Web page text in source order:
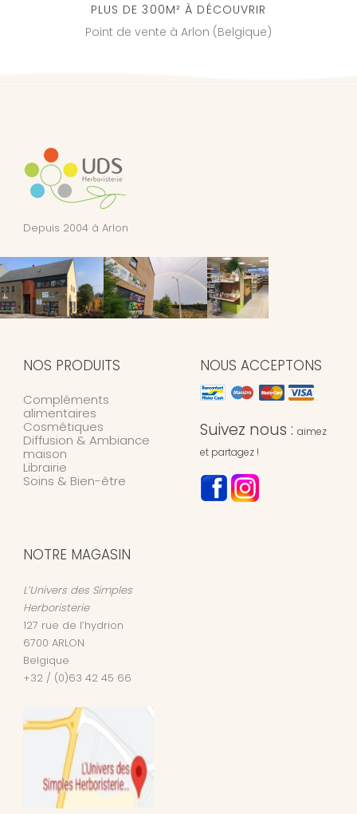
PLUS DE 300M² À DÉCOUVRIR
Point de vente à Arlon (Belgique)
Depuis 2004 à Arlon
NOS PRODUITS
Compléments
alimentaires
Cosmétiques
Diffusion & Ambiance
maison
Librairie
Soins & Bien-être
NOUS ACCEPTONS
Suivez nous : aimez
et partagez !
NOTRE MAGASIN
L’Univers des Simples
Herboristerie
127 rue de l’hydrion
6700 ARLON
Belgique
+32 / (0)63 42 45 66